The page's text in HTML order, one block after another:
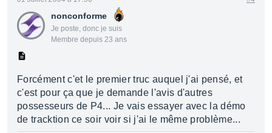
nonconforme
Je poste, donc je suis
Membre depuis 23 ans
Forcément c'et le premier truc auquel j'ai pensé, et
c'est pour ça que je demande l'avis d'autres
possesseurs de P4... Je vais essayer avec la démo
de tracktion ce soir voir si j'ai le même problème...